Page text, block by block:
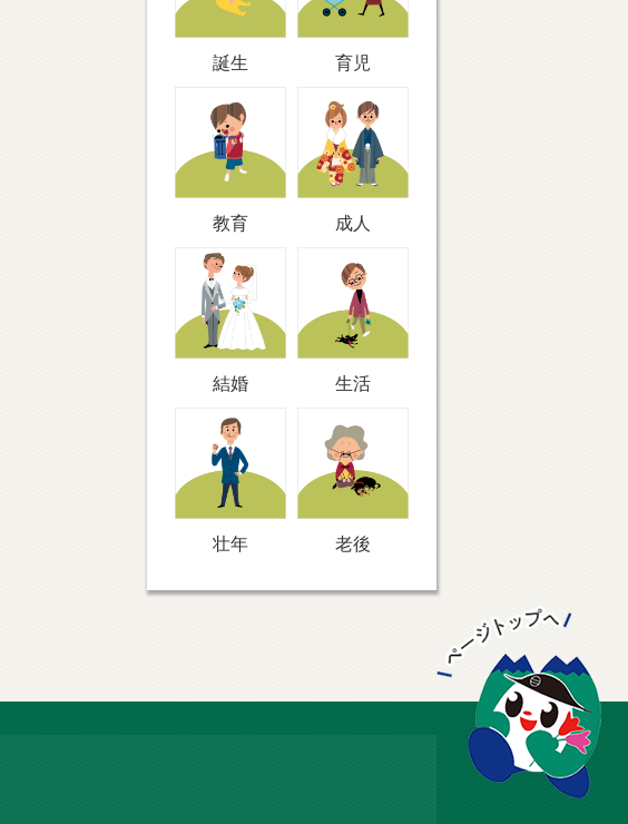
誕生 育児
教育 成人
結婚 生活
壮年 老後